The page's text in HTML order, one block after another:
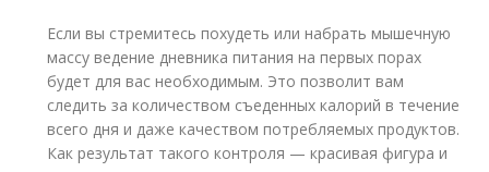
Если вы стремитесь похудеть или набрать мышечную
массу ведение дневника питания на первых порах
будет для вас необходимым. Это позволит вам
следить за количеством съеденных калорий в течение
всего дня и даже качеством потребляемых продуктов.
Как результат такого контроля — красивая фигура и